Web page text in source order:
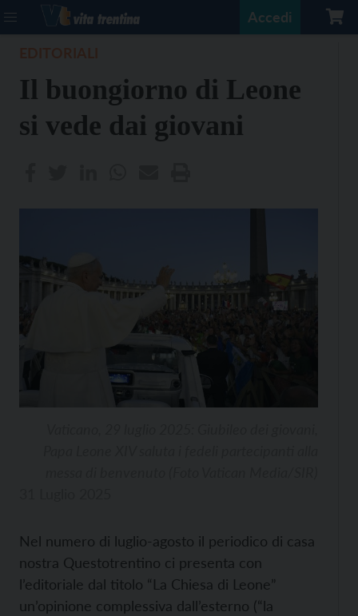
Accedi
Il buongiorno di Leone
si vede dai giovani
Nel numero di luglio-agosto il periodico di casa
nostra Questotrentino ci presenta con
l’editoriale dal titolo “La Chiesa di Leone”
un’opinione complessiva dall’esterno (“la